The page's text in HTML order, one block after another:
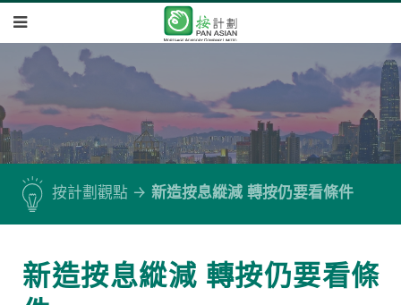
按計劃觀點 新造按息縱減 轉按仍要看條件
新造按息縱減 轉按仍要看條